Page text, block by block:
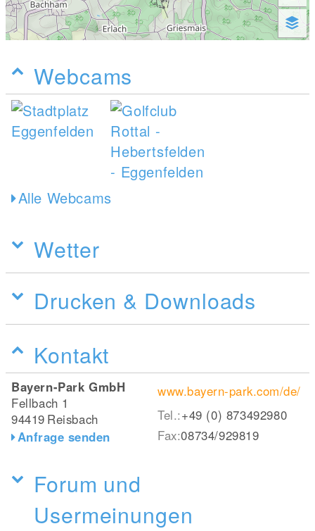
Webcams
Alle Webcams
Wetter
Drucken & Downloads
Kontakt
Bayern-Park GmbH
Fellbach 1
94419 Reisbach
Anfrage senden
www.bayern-park.com/de/
Tel.:+49 (0) 873492980
Fax:08734/929819
Forum und
Usermeinungen